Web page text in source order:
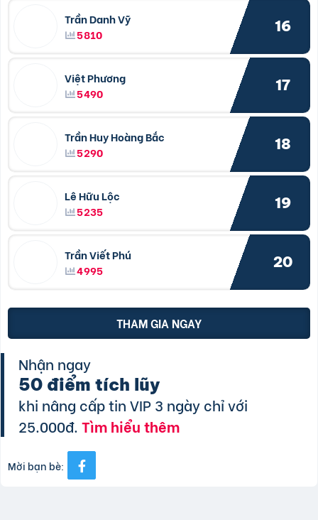
Trần Danh Vỹ
5810
16
Việt Phương
5490
17
Trần Huy Hoàng Bắc
5290
18
Lê Hữu Lộc
5235
19
Trần Viết Phú
4995
20
THAM GIA NGAY
Nhận ngay
50 điểm tích lũy
khi nâng cấp tin VIP 3 ngày chỉ với
25.000đ.Tìm hiểu thêm
Mời bạn bè: